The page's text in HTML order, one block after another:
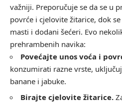
važniji. Preporučuje se da se u
povrće i cjelovite žitarice, dok
masti i dodani šećeri. Evo
prehrambenih navika:
Povećajte unos voća i
konzumirati razne vrste,
banane i jabuke.
Birajte cjelovite žitarice.